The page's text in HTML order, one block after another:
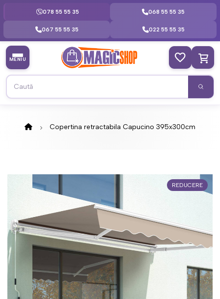
078 55 55 35 068 55 55 35
067 55 55 35 022 55 55 35
MENIU
Copertina retractabila Capucino 395x300cm
REDUCERE